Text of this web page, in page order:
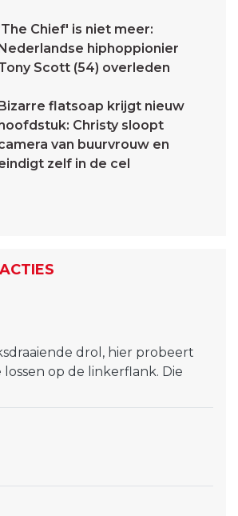
Chief' is niet meer:
Nederlandse hiphoppionier
Scott (54) overleden
Bizarre flatsoap krijgt nieuw
hoofdstuk: Christy sloopt
van buurvrouw en
zelf in de cel
drol, hier probeert
op de linkerflank. Die